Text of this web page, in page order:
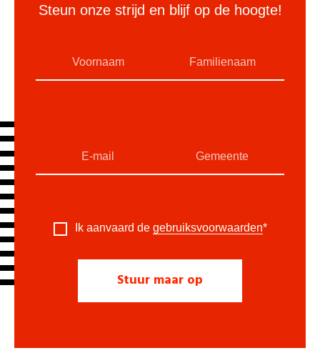
Steun onze strijd en blijf op de hoogte!
Ik aanvaard de gebruiksvoorwaarden*